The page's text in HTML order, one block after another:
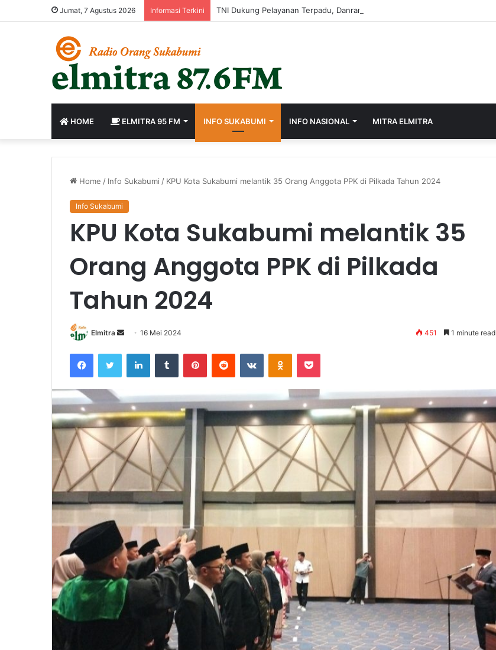
Jumat, 7 Agustus 2026 Informasi Terkini
HOME ELMITRA 95 FM INFO SUKABUMI INFO NASIONAL MITRA ELMITRA
Home / Info Sukabumi / KPU Kota Sukabumi melantik 35 Orang Anggota PPK di Pilkada Tahun 2024
Info Sukabumi
KPU Kota Sukabumi melantik 35
Orang Anggota PPK di Pilkada
Tahun 2024
Elmitra
Send
email
16 Mei 2024 451 1 minute read
FacebookTwitter LinkedInTumblr PinterestReddit VKontakteOdnoklassniki
Pocket